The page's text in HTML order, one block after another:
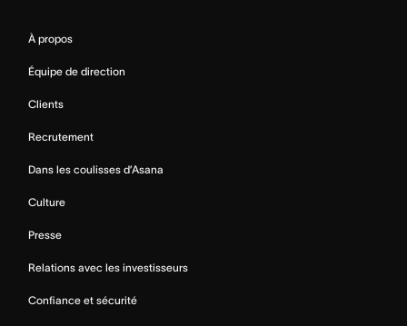
À propos
Équipe de direction
Clients
Recrutement
Dans les coulisses d’Asana
Culture
Presse
Relations avec les investisseurs
Confiance et sécurité